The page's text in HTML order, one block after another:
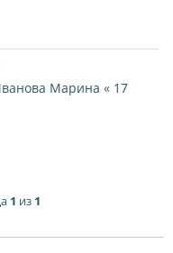
Марина « 17
1 из 1